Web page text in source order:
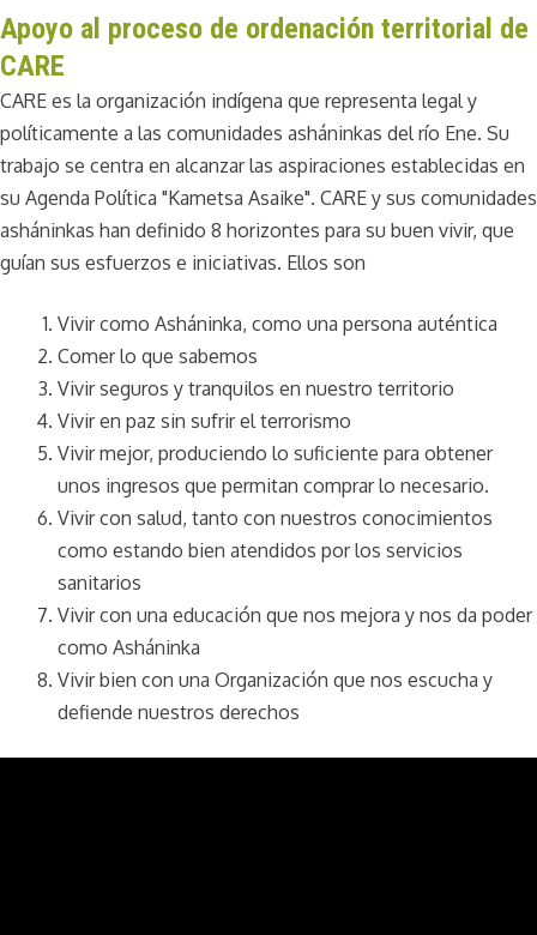
Apoyo al proceso de ordenación territorial de
CARE
CARE es la organización indígena que representa legal y
políticamente a las comunidades asháninkas del río Ene. Su
trabajo se centra en alcanzar las aspiraciones establecidas en
su Agenda Política "Kametsa Asaike". CARE y sus comunidades
asháninkas han definido 8 horizontes para su buen vivir, que
guían sus esfuerzos e iniciativas. Ellos son
Vivir como Asháninka, como una persona auténtica
Comer lo que sabemos
Vivir seguros y tranquilos en nuestro territorio
Vivir en paz sin sufrir el terrorismo
Vivir mejor, produciendo lo suficiente para obtener
unos ingresos que permitan comprar lo necesario.
Vivir con salud, tanto con nuestros conocimientos
como estando bien atendidos por los servicios
sanitarios
Vivir con una educación que nos mejora y nos da poder
como Asháninka
Vivir bien con una Organización que nos escucha y
defiende nuestros derechos